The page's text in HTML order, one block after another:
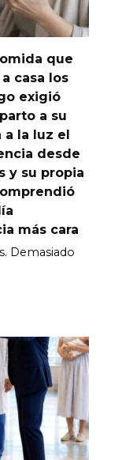
que
casa los
exigió
a su
a la luz el
desde
y su propia
más cara
Demasiado